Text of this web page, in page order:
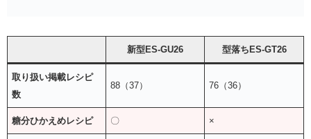
新型ES-GU26 型落ちES-GT26
取り扱い掲載レシピ
数
88（37） 76（36）
糖分ひかえめレシピ 〇 ×